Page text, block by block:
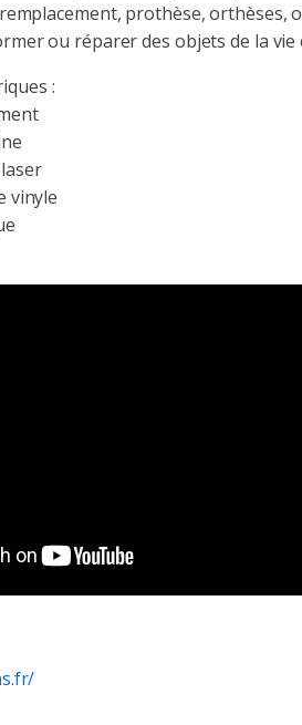
prothèse, orthèses,
ou réparer des objets de la
:
vinyle